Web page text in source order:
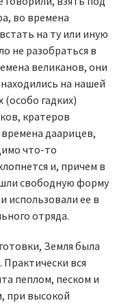
во времена
на ту или иную
не разобраться в
великанов, они
на нашей
гадких)
кратеров
даарицев,
что-то
и, причем в
свободную форму
использовали ее в
отряда.
Земля была
вся
пеплом, песком и
при высокой